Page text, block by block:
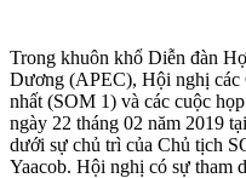
Trong khuôn khổ Diễn đàn
Dương (APEC), Hội nghị các
nhất (SOM 1) và các cuộc
ngày 22 tháng 02 năm 2019
dưới sự chủ trì của Chủ tịch
Yaacob. Hội nghị có sự tham